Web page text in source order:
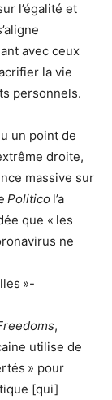
l’égalité et
avec ceux
la vie
personnels.
un point de
droite,
massive sur
Politico l’a
que « les
ne
»-
,
utilise de
» pour
[qui]